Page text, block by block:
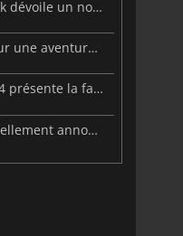
Beast of Reincarnation : Game Freak dévoile un nouveau pari
Big Walk est disponible : partez pour une aventure entre amis
Warhammer 40 000 : Dawn of War 4 présente la faction des Nécrons
Le DLC Nioh 3 : Hell Rising est officiellement annoncé